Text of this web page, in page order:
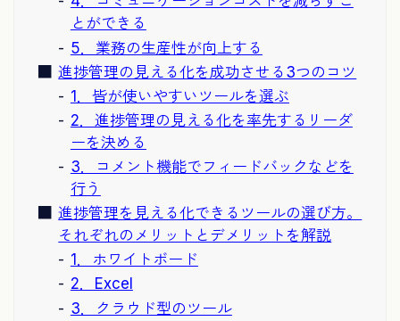
とができる
5．業務の生産性が向上する
進捗管理の見える化を成功させる3つのコツ
1．皆が使いやすいツールを選ぶ
2．進捗管理の見える化を率先するリーダ
ーを決める
3．コメント機能でフィードバックなどを
行う
進捗管理を見える化できるツールの選び方。
それぞれのメリットとデメリットを解説
1．ホワイトボード
2．Excel
3．クラウド型のツール